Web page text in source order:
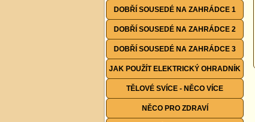
DOBŘÍ SOUSEDÉ NA ZAHRÁDCE 1
DOBŘÍ SOUSEDÉ NA ZAHRÁDCE 2
DOBŘÍ SOUSEDÉ NA ZAHRÁDCE 3
JAK POUŽÍT ELEKTRICKÝ OHRADNÍK
TĚLOVÉ SVÍCE - NĚCO VÍCE
NĚCO PRO ZDRAVÍ